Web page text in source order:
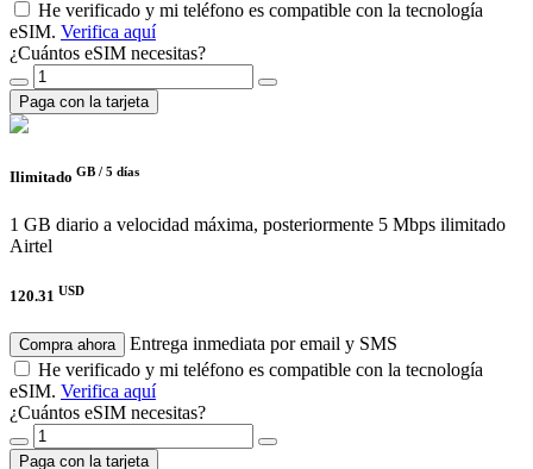
He verificado y mi teléfono es compatible con la tecnología
eSIM. Verifica aquí
¿Cuántos eSIM necesitas?
Paga con la tarjeta
Ilimitado GB / 5 días
1 GB diario a velocidad máxima, posteriormente 5 Mbps ilimitado
Airtel
120.31 USD
Compra ahora
Entrega inmediata por email y SMS
He verificado y mi teléfono es compatible con la tecnología
eSIM. Verifica aquí
¿Cuántos eSIM necesitas?
Paga con la tarjeta